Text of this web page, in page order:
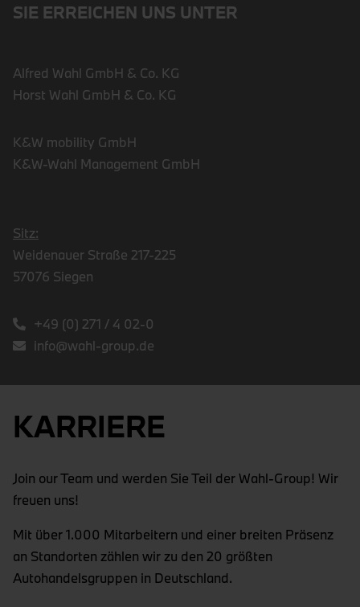
SIE ERREICHEN UNS UNTER
Alfred Wahl GmbH & Co. KG
Horst Wahl GmbH & Co. KG
K&W mobility GmbH
K&W-Wahl Management GmbH
Sitz:
Weidenauer Straße 217-225
57076 Siegen
+49 (0) 271 / 4 02-0
info@wahl-group.de
KARRIERE
Join our Team und werden Sie Teil der Wahl-Group! Wir
freuen uns!
Mit über 1.000 Mitarbeitern und einer breiten Präsenz
an Standorten zählen wir zu den 20 größten
Autohandelsgruppen in Deutschland.